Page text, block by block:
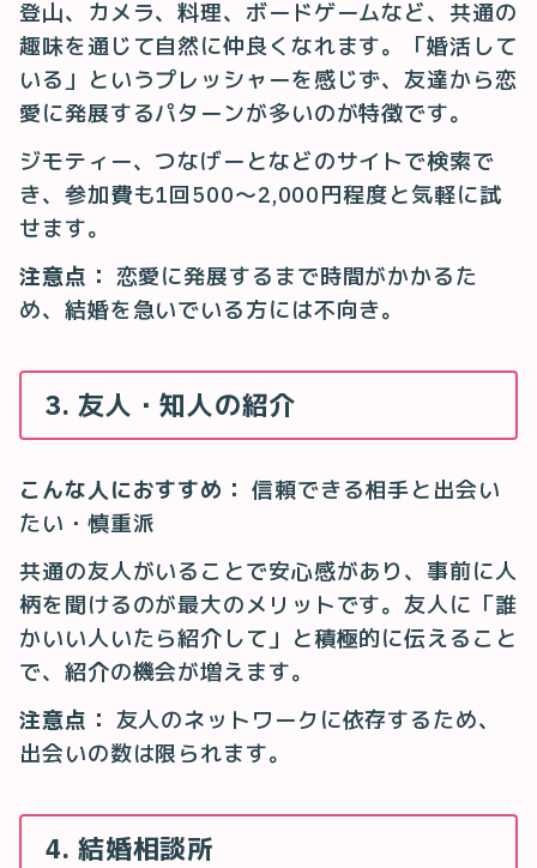
登山、カメラ、料理、ボードゲームなど、共通の
趣味を通じて自然に仲良くなれます。「婚活して
いる」というプレッシャーを感じず、友達から恋
愛に発展するパターンが多いのが特徴です。
ジモティー、つなげーとなどのサイトで検索で
き、参加費も1回500〜2,000円程度と気軽に試
せます。
注意点： 恋愛に発展するまで時間がかかるた
め、結婚を急いでいる方には不向き。
3. 友人・知人の紹介
こんな人におすすめ： 信頼できる相手と出会い
たい・慎重派
共通の友人がいることで安心感があり、事前に人
柄を聞けるのが最大のメリットです。友人に「誰
かいい人いたら紹介して」と積極的に伝えること
で、紹介の機会が増えます。
注意点： 友人のネットワークに依存するため、
出会いの数は限られます。
4. 結婚相談所